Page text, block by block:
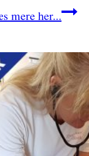
mere her...Basic
med
Bo